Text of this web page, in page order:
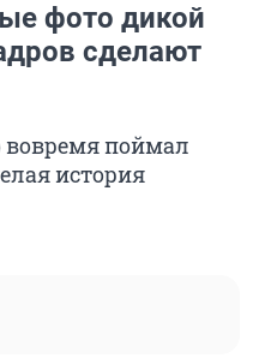
фото дикой
сделают
вовремя поймал
история